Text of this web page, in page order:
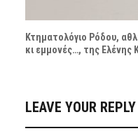
Κτηματολόγιο Ρόδου,
κι εμμονές…, της Ελένης
LEAVE YOUR REPLY